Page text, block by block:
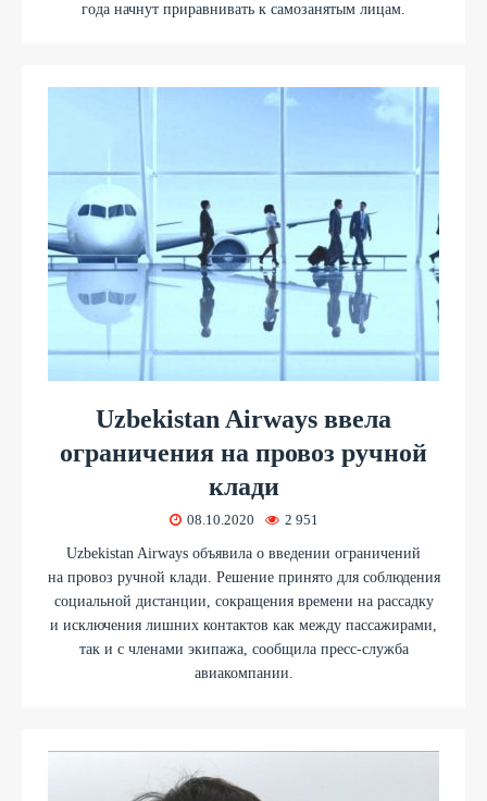
года начнут приравнивать к самозанятым лицам.
Uzbekistan Airways ввела
ограничения на провоз ручной
клади
08.10.2020 2 951
Uzbekistan Airways объявила о введении ограничений
на провоз ручной клади. Решение принято для соблюдения
социальной дистанции, сокращения времени на рассадку
и исключения лишних контактов как между пассажирами,
так и с членами экипажа, сообщила пресс-служба
авиакомпании.